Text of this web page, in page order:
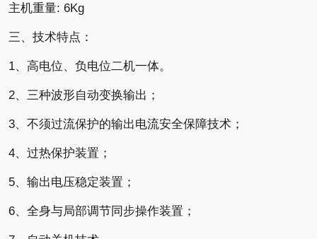
主机重量: 6Kg
三、技术特点：
1、高电位、负电位二机一体。
2、三种波形自动变换输出；
3、不须过流保护的输出电流安全保障技术；
4、过热保护装置；
5、输出电压稳定装置；
6、全身与局部调节同步操作装置；